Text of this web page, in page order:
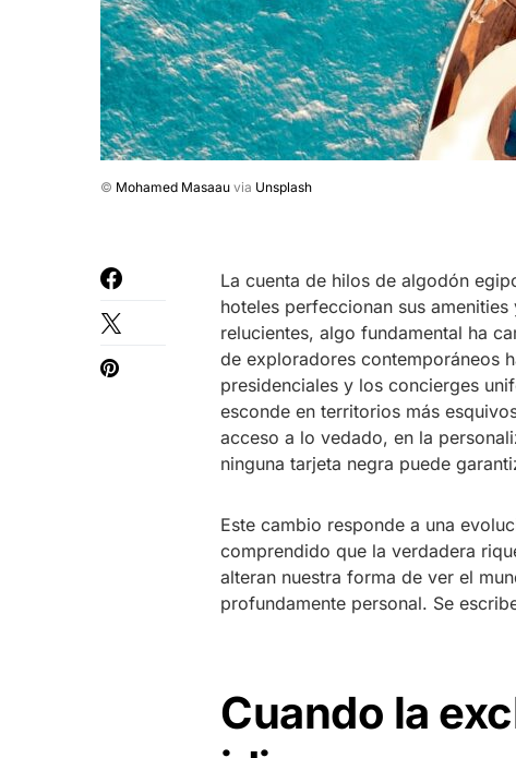
© Mohamed Masaau via Unsplash
La cuenta de hilos de algodón
hoteles perfeccionan sus
relucientes, algo fundamental ha
de exploradores contemporáneos
presidenciales y los concierges
esconde en territorios más
acceso a lo vedado, en la
ninguna tarjeta negra puede
Este cambio responde a una
comprendido que la verdadera
alteran nuestra forma de ver el
profundamente personal. Se
Cuando la